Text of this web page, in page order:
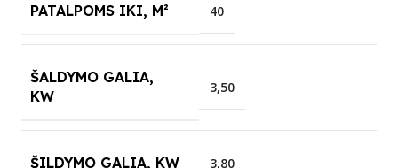
PATALPOMS IKI, M² 40
ŠALDYMO GALIA,
KW
3,50
ŠILDYMO GALIA, KW 3,80